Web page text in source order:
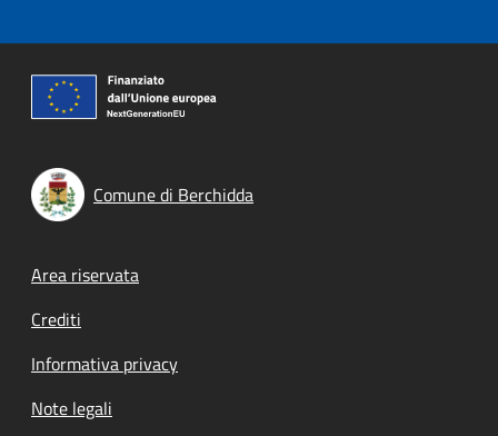
Comune di Berchidda
Footer menu
Area riservata
Crediti
Informativa privacy
Note legali